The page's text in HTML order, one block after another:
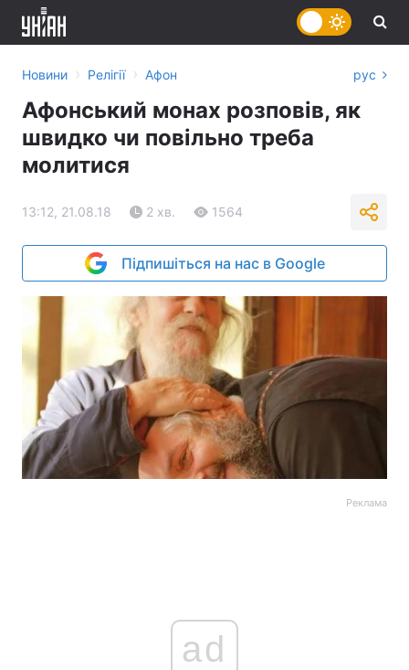
Новини › Релігії › Афон рус
Афонський монах розповів, як
швидко чи повільно треба
молитися
13:12, 21.08.18 2 хв. 1564
Підпишіться на нас в Google
Реклама
ad